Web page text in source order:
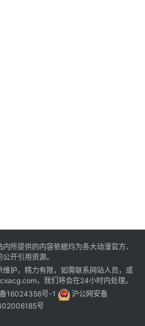
所提供的内容依据均为各大动漫官方、
开引用资源。
护，精力有限，如需联系网站人员，或
，我们将会在24小时内处理。
16024356号-1
沪公网安备
号